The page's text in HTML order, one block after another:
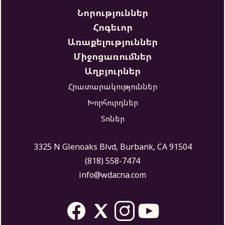
Նորություններ
Հոգեւոր
Առաքելություններ
Միջոցառումներ
Աղբյուրներ
Հրատարակություններ
Խորհուրդներ
Տոներ
3325 N Glenoaks Blvd, Burbank, CA 91504
(818) 558-7474
info@wdacna.com